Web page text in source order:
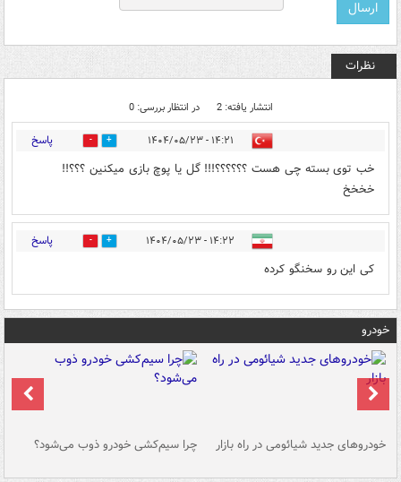
نظرات
انتشار یافته: 2 در انتظار بررسی: 0
۱۴:۲۱ - ۱۴۰۴/۰۵/۲۳ 2 پاسخ
خب توی بسته چی هست ؟؟؟؟؟؟!!! گل یا پوچ بازی میکنین ؟؟؟!!
خخخخ
۱۴:۲۲ - ۱۴۰۴/۰۵/۲۳ 0 پاسخ
کی این رو سخنگو کرده
خودرو
خودروهای جدید شیائومی در راه بازار چرا سیم‌کشی خودرو ذوب می‌شود؟